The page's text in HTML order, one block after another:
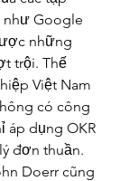
như Google
những
trội. Thế
Việt Nam
có công
áp dụng OKR
đơn thuần.
Doerr cũng